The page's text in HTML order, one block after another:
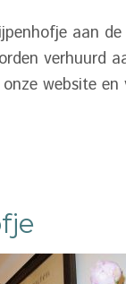
aan
verhuurd
website en